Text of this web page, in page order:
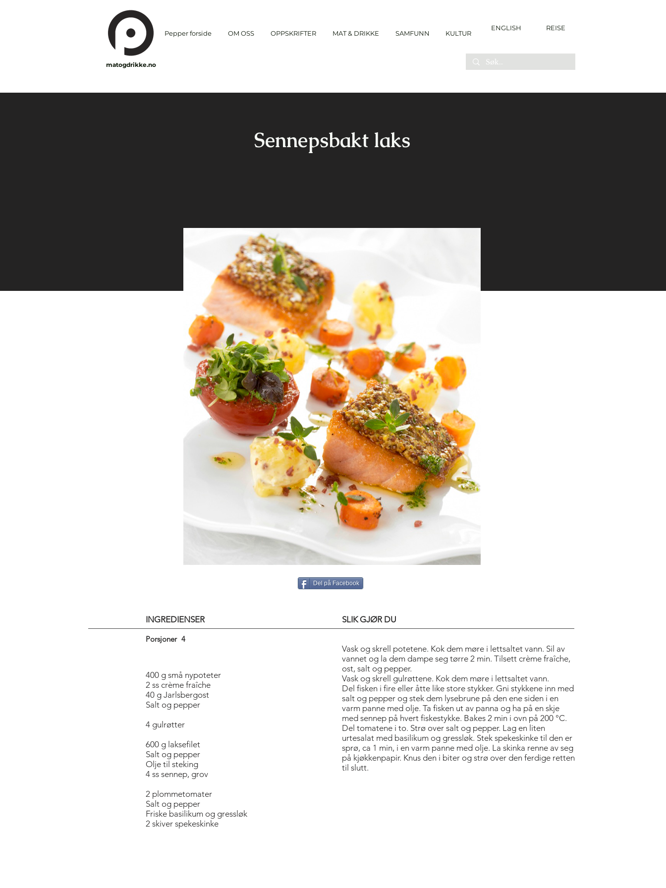
Pepper forside OM OSS OPPSKRIFTER MAT & DRIKKE SAMFUNN KULTUR
ENGLISH REISE
matogdrikke.no
Sennepsbakt laks
Del på Facebook
INGREDIENSER SLIK GJØR DU
Porsjoner 4
400 g små nypoteter
2 ss crème fraîche
40 g Jarlsbergost
Salt og pepper
4 gulrøtter
600 g laksefilet
Salt og pepper
Olje til steking
4 ss sennep, grov
2 plommetomater
Salt og pepper
Friske basilikum og gressløk
2 skiver spekeskinke
Vask og skrell potetene. Kok dem møre i lettsaltet vann. Sil av
vannet og la dem dampe seg tørre 2 min. Tilsett crème fraîche,
ost, salt og pepper.
Vask og skrell gulrøttene. Kok dem møre i lettsaltet vann.
Del fisken i fire eller åtte like store stykker. Gni stykkene inn med
salt og pepper og stek dem lysebrune på den ene siden i en
varm panne med olje. Ta fisken ut av panna og ha på en skje
med sennep på hvert fiskestykke. Bakes 2 min i ovn på 200 °C.
Del tomatene i to. Strø over salt og pepper. Lag en liten
urtesalat med basilikum og gressløk. Stek spekeskinke til den er
sprø, ca 1 min, i en varm panne med olje. La skinka renne av seg
på kjøkkenpapir. Knus den i biter og strø over den ferdige retten
til slutt.